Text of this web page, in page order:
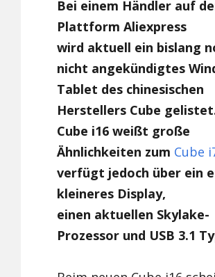
Bei einem Händler auf
Plattform Aliexpress
wird aktuell ein bislang
nicht angekündigtes
Tablet des chinesischen
Herstellers Cube
Cube i16 weißt große
Ähnlichkeiten zum Cube
verfügt jedoch über ein
kleineres Display,
einen aktuellen Skylake-
Prozessor und USB 3.1